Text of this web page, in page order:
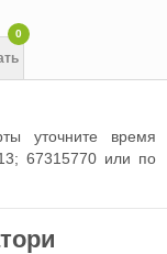
0
уточните время
67315770 или по